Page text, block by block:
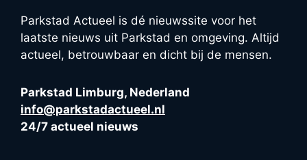
Parkstad Actueel is dé nieuwssite voor het
laatste nieuws uit Parkstad en omgeving. Altijd
actueel, betrouwbaar en dicht bij de mensen.
Parkstad Limburg, Nederland
info@parkstadactueel.nl
24/7 actueel nieuws